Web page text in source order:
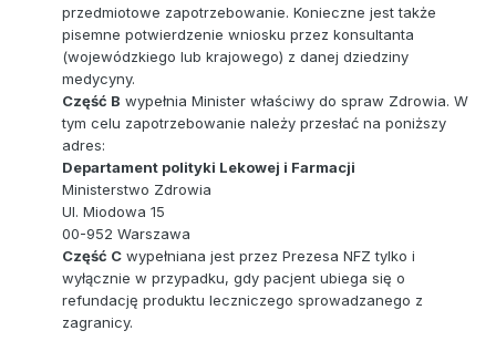
przedmiotowe zapotrzebowanie. Konieczne jest także
pisemne potwierdzenie wniosku przez konsultanta
(wojewódzkiego lub krajowego) z danej dziedziny
medycyny.
Część B wypełnia Minister właściwy do spraw Zdrowia. W
tym celu zapotrzebowanie należy przesłać na poniższy
adres:
Departament polityki Lekowej i Farmacji
Ministerstwo Zdrowia
Ul. Miodowa 15
00-952 Warszawa
Część C wypełniana jest przez Prezesa NFZ tylko i
wyłącznie w przypadku, gdy pacjent ubiega się o
refundację produktu leczniczego sprowadzanego z
zagranicy.